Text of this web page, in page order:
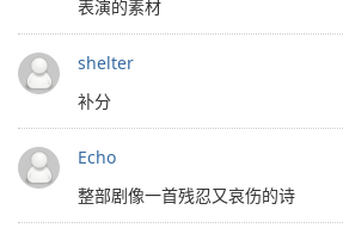
表演的素材
shelter
补分
Echo
整部剧像一首残忍又哀伤的诗